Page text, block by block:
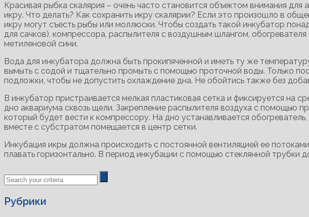
Красивая рыбка скалярия – очень часто становится объектом внимания
икру. Что делать? Как сохранить икру скалярии? Если это произошло в
икру могут съесть рыбы или моллюски. Чтобы создать такой инкубатор
для сачков), компрессора, распылителя с воздушным шлангом,
метиленовой сини.
Вода для инкубатора должна быть прокипяченной и иметь ту же
вымыть с содой и тщательно промыть с помощью проточной воды. Только
подложки, чтобы не допустить охлаждение дна. Не обойтись также без
В инкубатор пристраивается мелкая пластиковая сетка и фиксируется на
дно аквариума сквозь щели. Закрепление распылителя воздуха с помощью
который будет вести к компрессору. На дно устанавливается
вместе с субстратом помещается в центр сетки.
Инкубация икры должна происходить с постоянной вентиляцией ее
плавать горизонтально. В период инкубации с помощью стеклянной трубки
Previous
Post
Next
Post
Рубрики